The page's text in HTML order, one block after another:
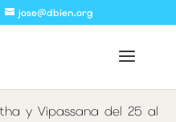
jose@dbien.org
y Vipassana del 25 al